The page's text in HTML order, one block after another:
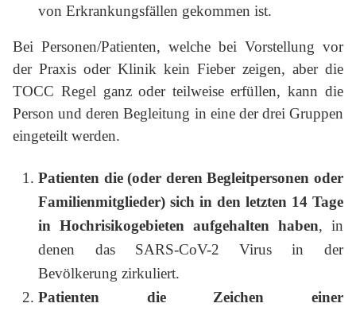
von Erkrankungsfällen gekommen ist.
Bei Personen/Patienten, welche bei Vorstellung vor
der Praxis oder Klinik kein Fieber zeigen, aber die
TOCC Regel ganz oder teilweise erfüllen, kann die
Person und deren Begleitung in eine der drei Gruppen
eingeteilt werden.
Patienten die (oder deren Begleitpersonen oder
Familienmitglieder) sich in den letzten 14 Tage
in Hochrisikogebieten aufgehalten haben, in
denen das SARS-CoV-2 Virus in der
Bevölkerung zirkuliert.
Patienten die Zeichen einer